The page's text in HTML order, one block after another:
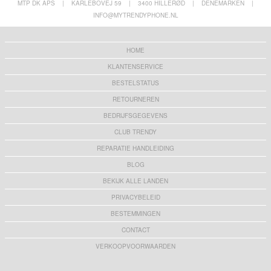
MTP DK APS | KARLEBOVEJ 59 | 3400 HILLERØD | DENEMARKEN
|
INFO@MYTRENDYPHONE.NL
HOME
KLANTENSERVICE
BESTELSTATUS
RETOURNEREN
BEDRIJFSGEGEVENS
CLUB TRENDY
REPARATIE HANDLEIDING
BLOG
BEKIJK ALLE LANDEN
PRIVACYBELEID
BESTEMMINGEN
CONTACT
VERKOOPVOORWAARDEN